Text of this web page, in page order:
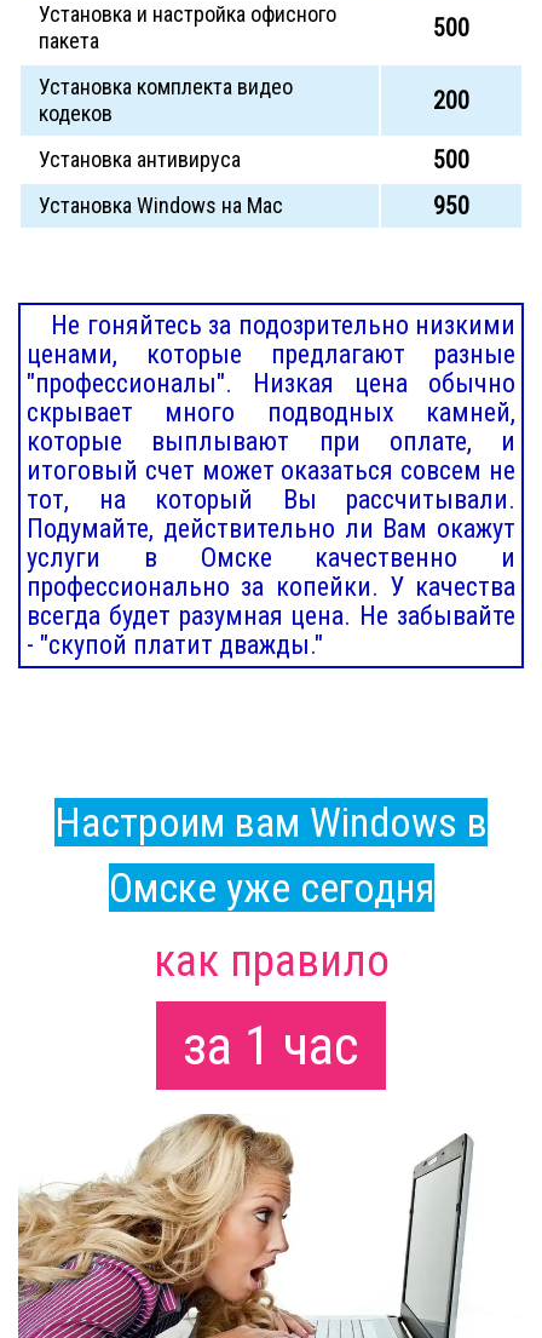
Установка и настройка офисного
пакета
500
Установка комплекта видео
кодеков
200
Установка антивируса 500
Установка Windows на Mac 950
Не гоняйтесь за подозрительно низкими
ценами, которые предлагают разные
"профессионалы". Низкая цена обычно
скрывает много подводных камней,
которые выплывают при оплате, и
итоговый счет может оказаться совсем не
тот, на который Вы рассчитывали.
Подумайте, действительно ли Вам окажут
услуги в Омске качественно и
профессионально за копейки. У качества
всегда будет разумная цена. Не забывайте
- "скупой платит дважды."
Настроим вам Windows в
Омске уже сегодня
как правило
за 1 час